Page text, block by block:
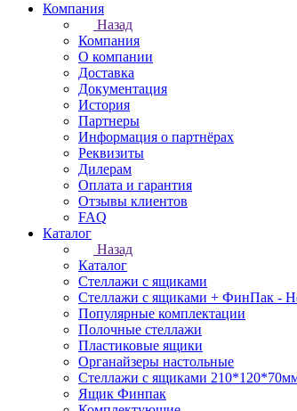
Компания
Назад
Компания
О компании
Доставка
Документация
История
Партнеры
Информация о партнёрах
Реквизиты
Дилерам
Оплата и гарантия
Отзывы клиентов
FAQ
Каталог
Назад
Каталог
Стеллажи с ящиками
Стеллажи с ящиками + ФинПак -
Популярные комплектации
Полочные стеллажи
Пластиковые ящики
Органайзеры настольные
Стеллажи с ящиками
Ящик Финпак